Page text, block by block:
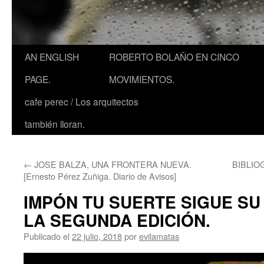
AN ENGLISH
PAGE.
ROBERTO BOLAÑO EN CINCO
MOVIMIENTOS.
cafe perec / Los arquitectos
también lloran.
← JOSE BALZA, UNA FRONTERA NUEVA.
[Ernesto Pérez Zuñiga. Diario de Avisos]
IMPÓN TU SUERTE SIGUE
LA SEGUNDA EDICIÓN.
Publicado el 22 julio, 2018porevilamatas